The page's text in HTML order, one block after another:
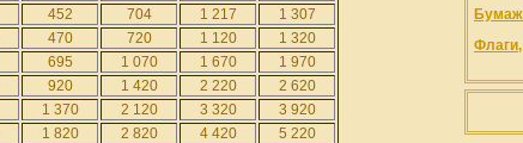
452 704 1 217
1 307
470 720 1 120
1 320
695 1 070 1 670
1 970
920 1 420 2 220
2 620
1 370 2 120 3 320
3 920
1 820 2 820 4 420
5 220